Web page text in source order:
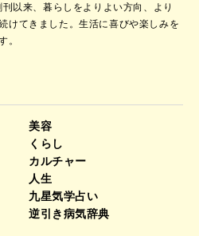
以来、暮らしをよりよい方向、より
けてきました。生活に喜びや楽しみを
。
美容
くらし
カルチャー
人生
九星気学占い
逆引き病気辞典